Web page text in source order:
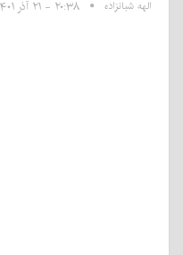
الهه شبانزاده ۲۰:۳۸ - ۲۱ آذر ۱۴۰۱